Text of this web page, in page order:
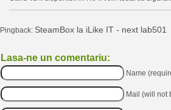
Pingback: SteamBox la iLike IT - next lab501
Lasa-ne un comentariu:
Name
Mail (will not